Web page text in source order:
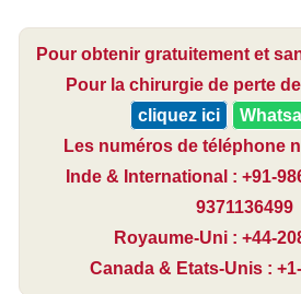
Pour obtenir gratuitement et
Pour la chirurgie de perte
cliquez ici
Les numéros de téléphone
Inde & International : +91-
9371136499
Royaume-Uni : +44-
Canada & Etats-Unis :